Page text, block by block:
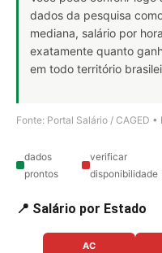
dados da pesquisa
mediana, salário por
exatamente quanto
em todo território
Fonte: Portal Salário / CAGED
dados
prontos
verificar
disponibilidade
📍 Salário por Estado
AC